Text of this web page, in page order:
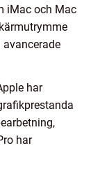
iMac och Mac
har
har